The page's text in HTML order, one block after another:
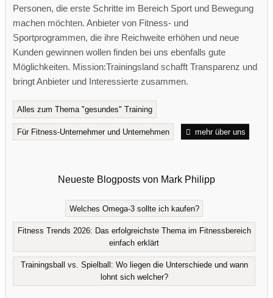
Personen, die erste Schritte im Bereich Sport und Bewegung
machen möchten. Anbieter von Fitness- und
Sportprogrammen, die ihre Reichweite erhöhen und neue
Kunden gewinnen wollen finden bei uns ebenfalls gute
Möglichkeiten. Mission:Trainingsland schafft Transparenz und
bringt Anbieter und Interessierte zusammen.
Alles zum Thema "gesundes" Training
Für Fitness-Unternehmer und Unternehmen mehr über uns
Neueste Blogposts von Mark Philipp
Welches Omega-3 sollte ich kaufen?
Fitness Trends 2026: Das erfolgreichste Thema im Fitnessbereich
einfach erklärt
Trainingsball vs. Spielball: Wo liegen die Unterschiede und wann
lohnt sich welcher?